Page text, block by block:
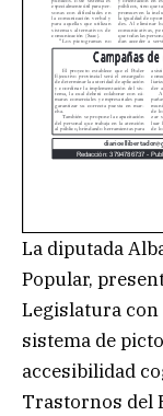
La diputada
Popular,
Legislatura
sistema de
accesibilidad
Trastornos del